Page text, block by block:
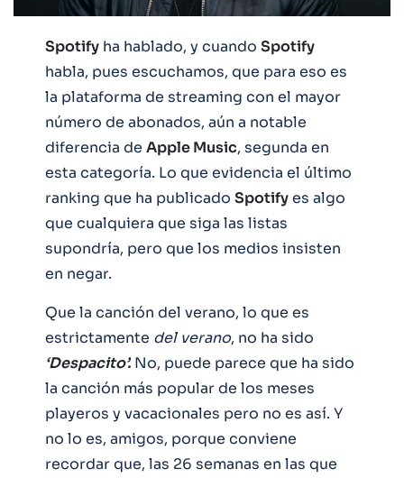
Spotify ha hablado, y cuando Spotify
habla, pues escuchamos, que para eso es
la plataforma de streaming con el mayor
número de abonados, aún a notable
diferencia de Apple Music, segunda en
esta categoría. Lo que evidencia el último
ranking que ha publicado Spotifyes algo
que cualquiera que siga las listas
supondría, pero que los medios insisten
en negar.
Que la canción del verano, lo que es
estrictamente del verano, no ha sido
‘Despacito’.No, puede parece que ha sido
la canción más popular de los meses
playeros y vacacionales pero no es así. Y
no lo es, amigos, porque conviene
recordar que, las 26 semanas en las que